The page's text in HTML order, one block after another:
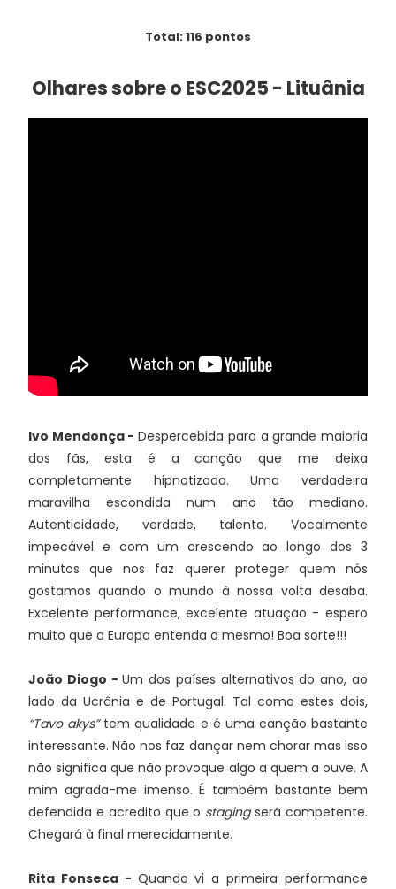
Total: 116 pontos
Olhares sobre o ESC2025 - Lituânia
Ivo Mendonça -Despercebida para a grande maioria
dos fãs, esta é a canção que me deixa
completamente hipnotizado. Uma verdadeira
maravilha escondida num ano tão mediano.
Autenticidade, verdade, talento. Vocalmente
impecável e com um crescendo ao longo dos 3
minutos que nos faz querer proteger quem nós
gostamos quando o mundo à nossa volta desaba.
Excelente performance, excelente atuação - espero
muito que a Europa entenda o mesmo! Boa sorte!!!
João Diogo -Um dos países alternativos do ano, ao
lado da Ucrânia e de Portugal. Tal como estes dois,
“Tavo akys”tem qualidade e é uma canção bastante
interessante. Não nos faz dançar nem chorar mas isso
não significa que não provoque algo a quem a ouve. A
mim agrada-me imenso. É também bastante bem
defendida e acredito que o stagingserá competente.
Chegará à final merecidamente.
Rita Fonseca - Quando vi a primeira performance